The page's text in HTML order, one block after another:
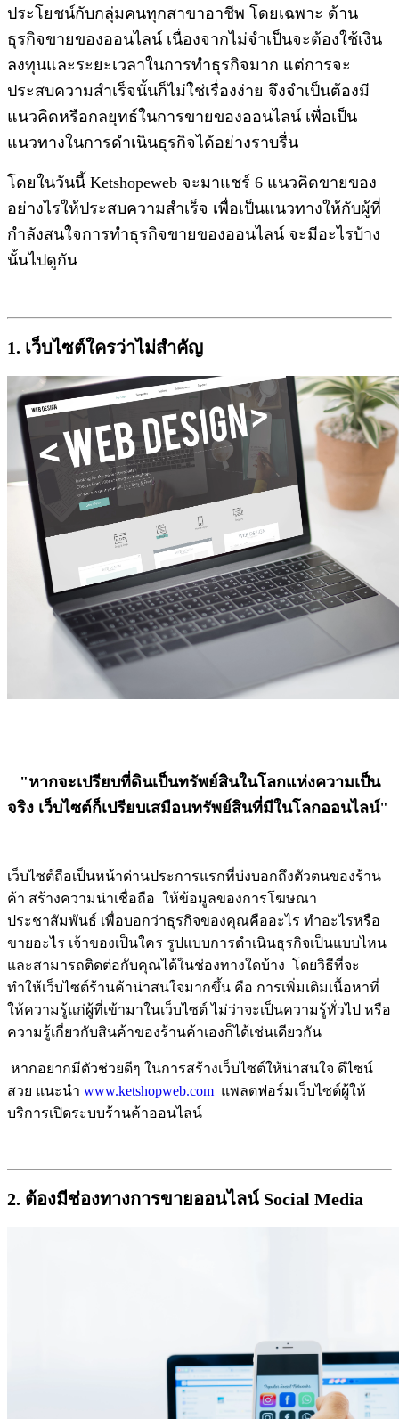
ประโยชน์กับกลุ่มคนทุกสาขาอาชีพ โดยเฉพาะ ด้าน
ธุรกิจขายของออนไลน์ เนื่องจากไม่จำเป็นจะต้องใช้เงิน
ลงทุนและระยะเวลาในการทำธุรกิจมาก แต่การจะ
ประสบความสำเร็จนั้นก็ไม่ใช่เรื่องง่าย จึงจำเป็นต้องมี
แนวคิดหรือกลยุทธ์ในการขายของออนไลน์ เพื่อเป็น
แนวทางในการดำเนินธุรกิจได้อย่างราบรื่น
โดยในวันนี้ Ketshopeweb จะมาแชร์ 6 แนวคิดขายของ
อย่างไรให้ประสบความสำเร็จ เพื่อเป็นแนวทางให้กับผู้ที่
กำลังสนใจการทำธุรกิจขายของออนไลน์ จะมีอะไรบ้าง
นั้นไปดูกัน
1. เว็บไซต์ใครว่าไม่สำคัญ
"หากจะเปรียบที่ดินเป็นทรัพย์สินในโลกแห่งความเป็น
จริง เว็บไซต์ก็เปรียบเสมือนทรัพย์สินที่มีในโลกออนไลน์"
เว็บไซต์ถือเป็นหน้าด่านประการแรกที่บ่งบอกถึงตัวตนของร้าน
ค้า สร้างความน่าเชื่อถือ ให้ข้อมูลของการโฆษณา
ประชาสัมพันธ์ เพื่อบอกว่าธุรกิจของคุณคืออะไร ทำอะไรหรือ
ขายอะไร เจ้าของเป็นใคร รูปแบบการดำเนินธุรกิจเป็นแบบไหน
และสามารถติดต่อกับคุณได้ในช่องทางใดบ้าง โดยวิธีที่จะ
ทำให้เว็บไซต์ร้านค้าน่าสนใจมากขึ้น คือ การเพิ่มเติมเนื้อหาที่
ให้ความรู้แก่ผู้ที่เข้ามาในเว็บไซต์ ไม่ว่าจะเป็นความรู้ทั่วไป หรือ
ความรู้เกี่ยวกับสินค้าของร้านค้าเองก็ได้เช่นเดียวกัน
หากอยากมีตัวช่วยดีๆ ในการสร้างเว็บไซต์ให้น่าสนใจ ดีไซน์
สวย แนะนำ www.ketshopweb.com แพลตฟอร์มเว็บไซต์ผู้ให้
บริการเปิดระบบร้านค้าออนไลน์
2. ต้องมีช่องทางการขายออนไลน์ Social Media